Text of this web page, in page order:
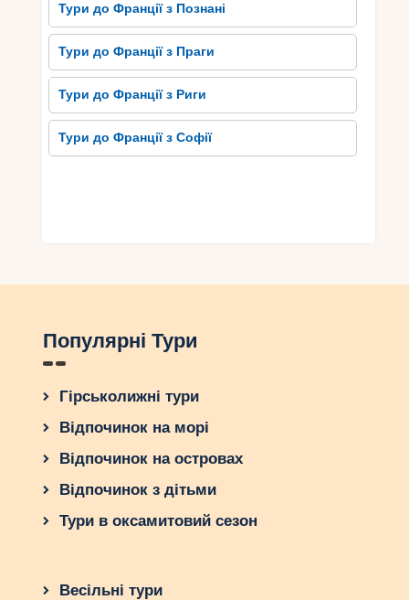
Тури до Франції з Познані
Тури до Франції з Праги
Тури до Франції з Риги
Тури до Франції з Софії
Популярні Тури
Гірськолижні тури
Відпочинок на морі
Відпочинок на островах
Відпочинок з дітьми
Тури в оксамитовий сезон
Весільні тури